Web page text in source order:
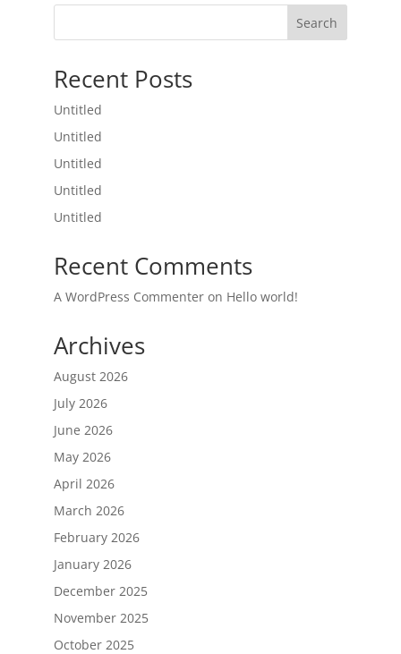
Search
Recent Posts
Untitled
Untitled
Untitled
Untitled
Untitled
Recent Comments
A WordPress Commenteron Hello world!
Archives
August 2026
July 2026
June 2026
May 2026
April 2026
March 2026
February 2026
January 2026
December 2025
November 2025
October 2025